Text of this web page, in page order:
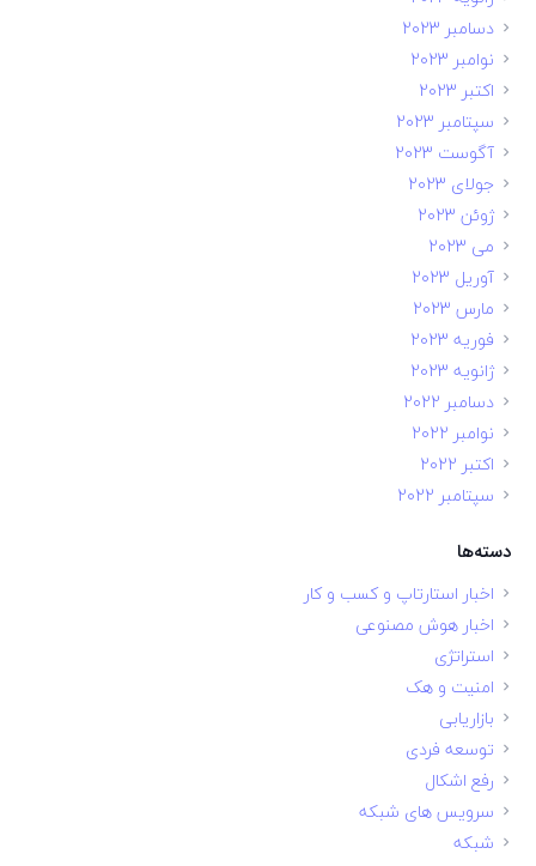
دسامبر 2023
نوامبر 2023
اکتبر 2023
سپتامبر 2023
آگوست 2023
جولای 2023
ژوئن 2023
می 2023
آوریل 2023
مارس 2023
فوریه 2023
ژانویه 2023
دسامبر 2022
نوامبر 2022
اکتبر 2022
سپتامبر 2022
دسته‌ها
اخبار استارتاپ و کسب و کار
اخبار هوش مصنوعی
استراتژی
امنیت و هک
بازاریابی
توسعه فردی
رفع اشکال
سرویس های شبکه
شبکه